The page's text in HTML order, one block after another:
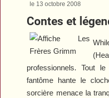
le 13 octobre 2008
Contes et
professionnels. Tout
fantôme hante le
sorcière menace la